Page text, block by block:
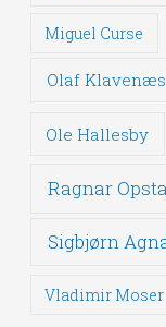
Miguel Curse
Olaf Klavenæs
Ole Hallesby
Ragnar
Sigbjørn
Vladimir Moser